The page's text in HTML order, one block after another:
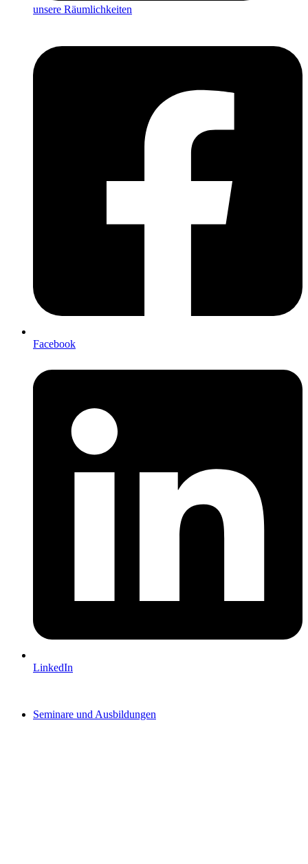
unsere Räumlichkeiten
Facebook
LinkedIn
Seminare und Ausbildungen